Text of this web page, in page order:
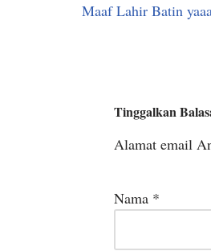
Maaf Lahir Batin
Tinggalkan
Alamat email
Nama *